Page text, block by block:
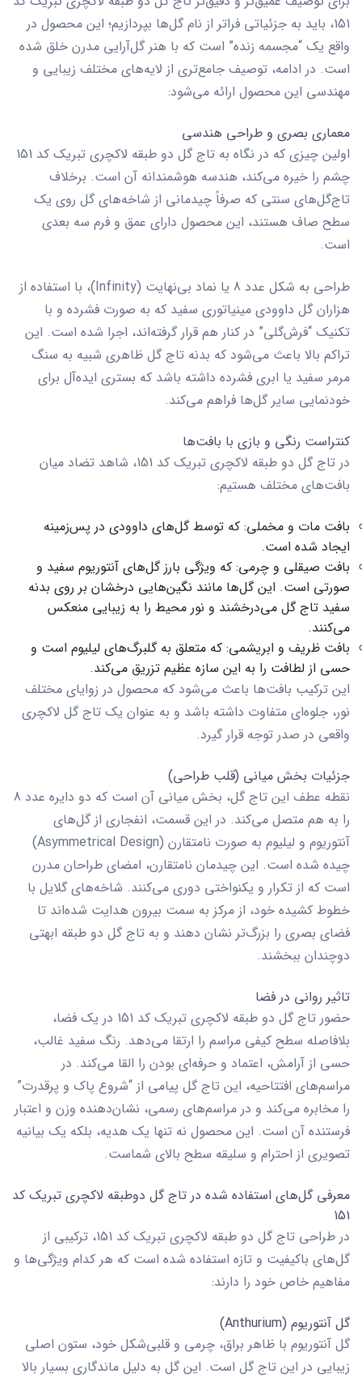
151، باید به جزئیاتی فراتر از نام گل‌ها بپردازیم؛ این محصول در
واقع یک “مجسمه زنده” است که با هنر گل‌آرایی مدرن خلق شده
است. در ادامه، توصیف جامع‌تری از لایه‌های مختلف زیبایی و
مهندسی این محصول ارائه می‌شود:
معماری بصری و طراحی هندسی
اولین چیزی که در نگاه به تاج گل دو طبقه لاکچری تبریک کد 151
چشم را خیره می‌کند، هندسه هوشمندانه آن است. برخلاف
تاج‌گل‌های سنتی که صرفاً چیدمانی از شاخه‌های گل روی یک
سطح صاف هستند، این محصول دارای عمق و فرم سه بعدی
است.
طراحی به شکل عدد 8 یا نماد بی‌نهایت (Infinity)، با استفاده از
هزاران گل داوودی مینیاتوری سفید که به صورت فشرده و با
تکنیک “فرش‌گلی” در کنار هم قرار گرفته‌اند، اجرا شده است. این
تراکم بالا باعث می‌شود که بدنه تاج گل ظاهری شبیه به سنگ
مرمر سفید یا ابری فشرده داشته باشد که بستری ایده‌آل برای
خودنمایی سایر گل‌ها فراهم می‌کند.
کنتراست رنگی و بازی با بافت‌ها
در تاج گل دو طبقه لاکچری تبریک کد 151
، شاهد تضاد میان
بافت‌های مختلف هستیم:
بافت مات و مخملی: که توسط گل‌های داوودی در پس‌زمینه
ایجاد شده است.
بافت صیقلی و چرمی: که ویژگی بارز گل‌های آنتوریوم سفید و
صورتی است. این گل‌ها مانند نگین‌هایی درخشان بر روی بدنه
سفید تاج گل می‌درخشند و نور محیط را به زیبایی منعکس
می‌کنند.
بافت ظریف و ابریشمی: که متعلق به گلبرگ‌های لیلیوم است و
حسی از لطافت را به این سازه عظیم تزریق می‌کند.
این ترکیب بافت‌ها باعث می‌شود که محصول در زوایای مختلف
نور، جلوه‌ای متفاوت داشته باشد و به عنوان یک تاج گل لاکچری
واقعی در صدر توجه قرار گیرد.
جزئیات بخش میانی (قلب طراحی)
نقطه عطف این تاج گل، بخش میانی آن است که دو دایره عدد 8
را به هم متصل می‌کند. در این قسمت، انفجاری از گل‌های
آنتوریوم و لیلیوم به صورت نامتقارن (Asymmetrical Design)
چیده شده است. این چیدمان نامتقارن، امضای طراحان مدرن
است که از تکرار و یکنواختی دوری می‌کنند. شاخه‌های گلایل با
خطوط کشیده خود، از مرکز به سمت بیرون هدایت شده‌اند تا
فضای بصری را بزرگ‌تر نشان دهند و به تاج گل دو طبقه ابهتی
دوچندان ببخشند.
تاثیر روانی در فضا
حضور تاج گل دو طبقه لاکچری تبریک کد 151
در یک فضا،
بلافاصله سطح کیفی مراسم را ارتقا می‌دهد. رنگ سفید غالب،
حسی از آرامش، اعتماد و حرفه‌ای بودن را القا می‌کند. در
مراسم‌های افتتاحیه، این تاج گل پیامی از “شروع پاک و پرقدرت”
را مخابره می‌کند و در مراسم‌های رسمی، نشان‌دهنده وزن و اعتبار
فرستنده آن است. این محصول نه تنها یک هدیه، بلکه یک بیانیه
تصویری از احترام و سلیقه سطح بالای شماست.
معرفی گل‌های استفاده شده در تاج گل دوطبقه لاکچری تبریک کد
151
در طراحی تاج گل دو طبقه لاکچری تبریک کد 151
، ترکیبی از
گل‌های باکیفیت و تازه استفاده شده است که هر کدام ویژگی‌ها و
مفاهیم خاص خود را دارند:
گل آنتوریوم (Anthurium)
گل آنتوریوم با ظاهر براق، چرمی و قلبی‌شکل خود، ستون اصلی
زیبایی در این تاج گل است. این گل به دلیل ماندگاری بسیار بالا